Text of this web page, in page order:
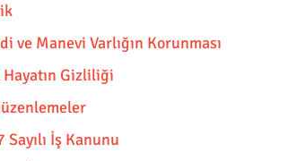
ve Manevi Varlığın Korunması
Hayatın Gizliliği
Sayılı İş Kanunu